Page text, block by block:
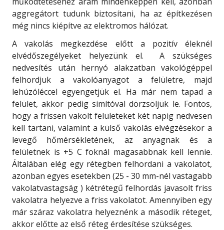
aggregátort tudunk biztosítani, ha az építkezésen
még nincs kiépítve az elektromos hálózat.
A vakolás megkezdése előtt a pozitív éleknél
elvédőszegélyeket helyezünk el. A szükséges
nedvesítés után hernyó alakzatban vakológéppel
felhordjuk a vakolóanyagot a felületre, majd
lehúzóléccel egyengetjük el. Ha már nem tapad a
felület, akkor pedig simítóval dörzsöljük le. Fontos,
hogy a frissen vakolt felületeket két napig nedvesen
kell tartani, valamint a külső vakolás elvégzésekor a
levegő hőmérsékletének, az anyagnak és a
felületnek is +5 C foknál magasabbnak kell lennie.
Általában elég egy rétegben felhordani a vakolatot,
azonban egyes esetekben (25 - 30 mm-nél vastagabb
vakolatvastagság ) kétrétegű felhordás javasolt friss
vakolatra helyezve a friss vakolatot. Amennyiben egy
már száraz vakolatra helyeznénk a második réteget,
akkor előtte az első réteg érdesítése szükséges.